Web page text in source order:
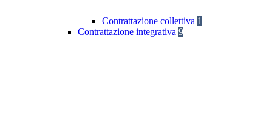
Contrattazione collettiva 1
Contrattazione integrativa 9